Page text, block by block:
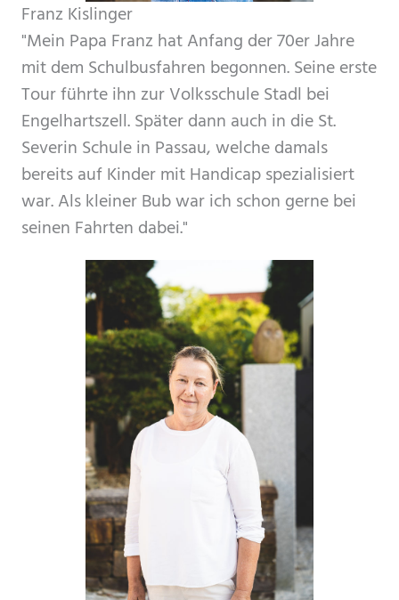
Franz Kislinger
"Mein Papa Franz hat Anfang der 70er Jahre
mit dem Schulbusfahren begonnen. Seine erste
Tour führte ihn zur Volksschule Stadl bei
Engelhartszell. Später dann auch in die St.
Severin Schule in Passau, welche damals
bereits auf Kinder mit Handicap spezialisiert
war. Als kleiner Bub war ich schon gerne bei
seinen Fahrten dabei."